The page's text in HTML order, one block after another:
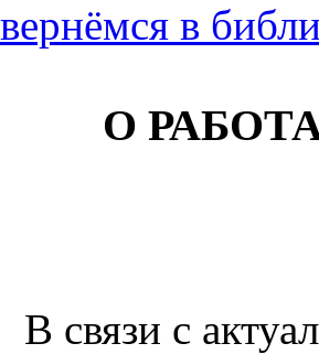
вернёмся в
О
В связи с